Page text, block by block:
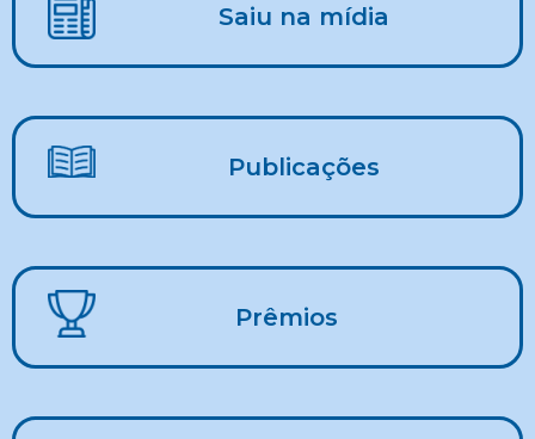
Saiu na mídia
Publicações
Prêmios